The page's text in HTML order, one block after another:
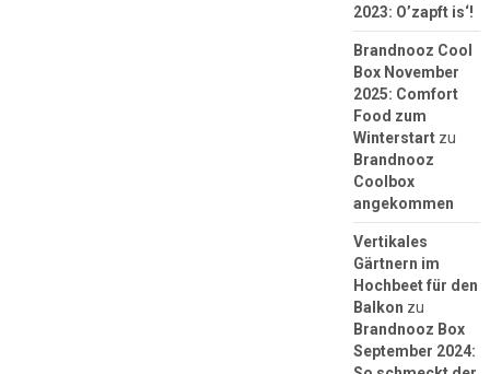
2023: O’zapft is‘!
Brandnooz Cool
Box November
2025: Comfort
Food zum
Winterstartzu
Brandnooz
Coolbox
angekommen
Vertikales
Gärtnern im
Hochbeet für den
Balkon zu
Brandnooz Box
September 2024: